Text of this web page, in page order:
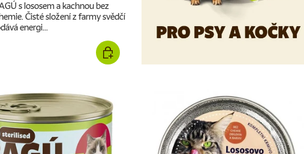
s lososem a kachnou bez
Čisté složení z farmy svědčí
energi...